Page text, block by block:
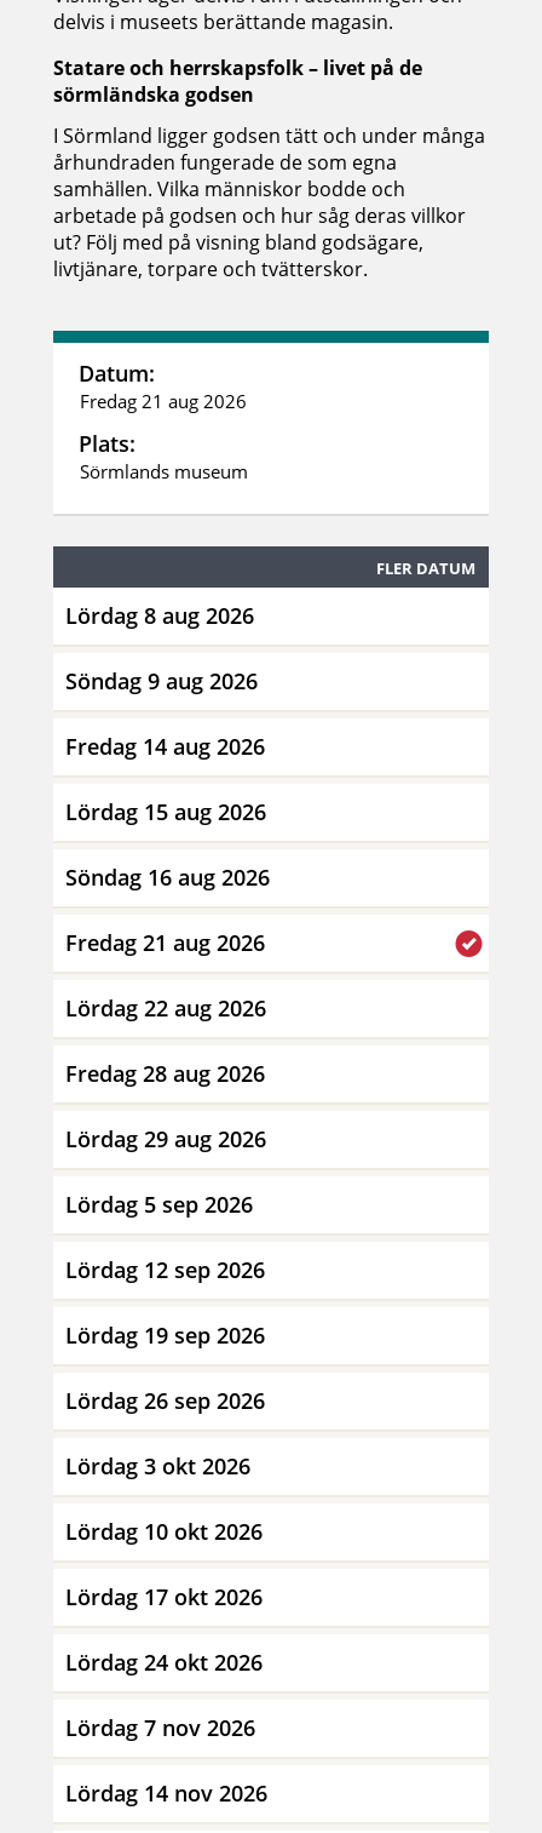
delvis i museets berättande magasin.
Statare och herrskapsfolk – livet på de
sörmländska godsen
I Sörmland ligger godsen tätt och under många
århundraden fungerade de som egna
samhällen. Vilka människor bodde och
arbetade på godsen och hur såg deras villkor
ut? Följ med på visning bland godsägare,
livtjänare, torpare och tvätterskor.
Datum:
Fredag 21 aug 2026
Plats:
Sörmlands museum
FLER DATUM
Lördag 8 aug 2026
Söndag 9 aug 2026
Fredag 14 aug 2026
Lördag 15 aug 2026
Söndag 16 aug 2026
Fredag 21 aug 2026
Lördag 22 aug 2026
Fredag 28 aug 2026
Lördag 29 aug 2026
Lördag 5 sep 2026
Lördag 12 sep 2026
Lördag 19 sep 2026
Lördag 26 sep 2026
Lördag 3 okt 2026
Lördag 10 okt 2026
Lördag 17 okt 2026
Lördag 24 okt 2026
Lördag 7 nov 2026
Lördag 14 nov 2026